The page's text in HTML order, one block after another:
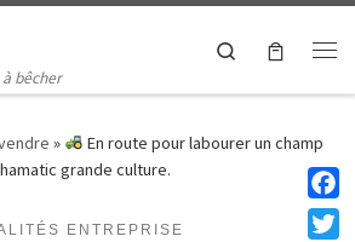
bêcher
Search
»
En route pour labourer un champ
grande culture.
ENTREPRISE